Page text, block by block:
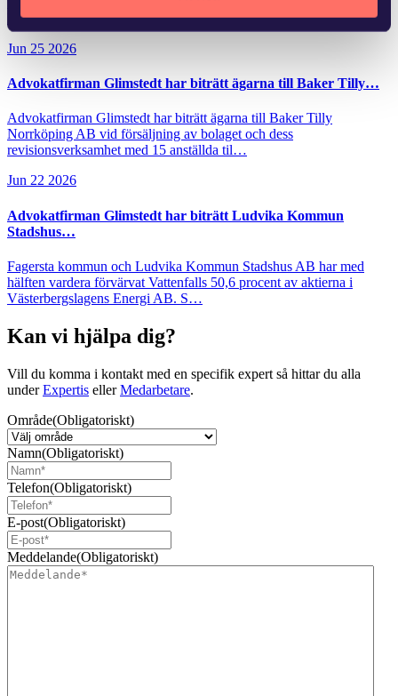
kunnat dra nytta…
Jun 25 2026
Advokatfirman Glimstedt har biträtt ägarna till Baker Tilly…
Advokatfirman Glimstedt har biträtt ägarna till Baker Tilly
Norrköping AB vid försäljning av bolaget och dess
revisionsverksamhet med 15 anställda til…
Jun 22 2026
Advokatfirman Glimstedt har biträtt Ludvika Kommun
Stadshus…
Fagersta kommun och Ludvika Kommun Stadshus AB har med
hälften vardera förvärvat Vattenfalls 50,6 procent av aktierna i
Västerbergslagens Energi AB. S…
Kan vi hjälpa dig?
Vill du komma i kontakt med en specifik expert så hittar du alla
underExpertis ellerMedarbetare.
Område(Obligatoriskt)
Namn(Obligatoriskt)
Telefon(Obligatoriskt)
E-post(Obligatoriskt)
Meddelande(Obligatoriskt)